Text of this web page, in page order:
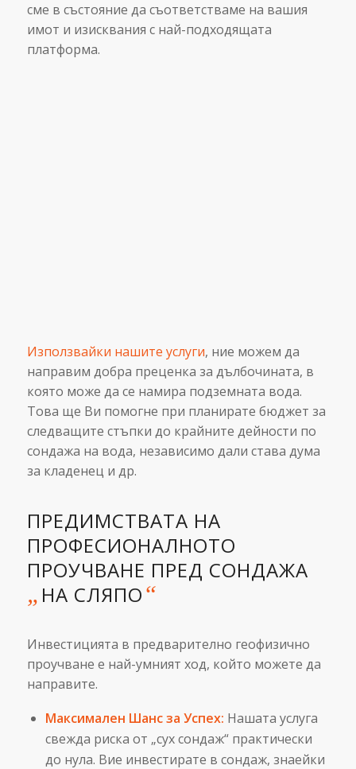
сме в състояние да съответстваме на вашия
имот и изисквания с най-подходящата
платформа.
Използвайки нашите услуги, ние можем да
направим добра преценка за дълбочината, в
която може да се намира подземната вода.
Това ще Ви помогне при планирате бюджет за
следващите стъпки до крайните дейности по
сондажа на вода, независимо дали става дума
за кладенец и др.
ПРЕДИМСТВАТА НА
ПРОФЕСИОНАЛНОТО
ПРОУЧВАНЕ ПРЕД СОНДАЖА
„ НА СЛЯПО“
Инвестицията в предварително геофизично
проучване е най-умният ход, който можете да
направите.
Максимален Шанс за Успех: Нашата услуга
свежда риска от „сух сондаж“ практически
до нула. Вие инвестирате в сондаж, знаейки